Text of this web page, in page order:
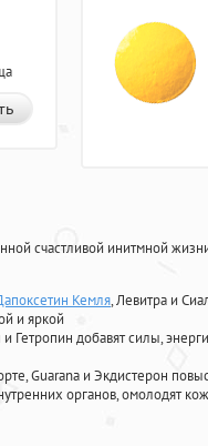
счастливой инитмной
Кемля, Левитра и
и яркой
Гетропин добавят силы,
Guarana и Экдистерон
органов, омолодят